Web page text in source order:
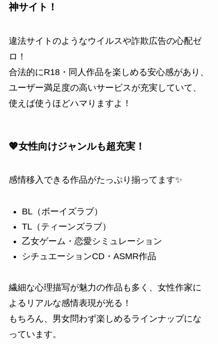
神サイト！
違法サイトのようなウイルスや詐欺広告の心配ゼ
ロ！
合法的にR18・同人作品を楽しめる安心感があり、
ユーザー満足度の高いサービスが充実していて、
使えば使うほどハマりますよ！
💖女性向けジャンルも超充実！
感情移入できる作品がたっぷり揃ってます✨
BL（ボーイズラブ）
TL（ティーンズラブ）
乙女ゲーム・恋愛シミュレーション
シチュエーションCD・ASMR作品
繊細な心理描写が魅力の作品も多く、女性作家に
よるリアルな感情表現が光る！
もちろん、男女問わず楽しめるラインナップにな
っています。